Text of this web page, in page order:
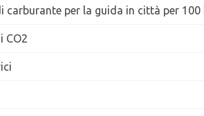
carburante per la guida in città per 100
CO2